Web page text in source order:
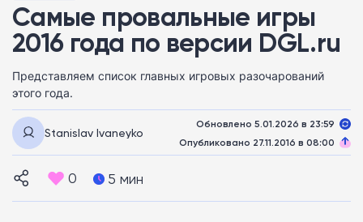
Самые провальные игры
2016 года по версии DGL.ru
Представляем список главных игровых разочарований
этого года.
Stanislav Ivaneyko
Обновлено 5.01.2026 в 23:59
Опубликовано 27.11.2016 в 08:00
0 5 мин